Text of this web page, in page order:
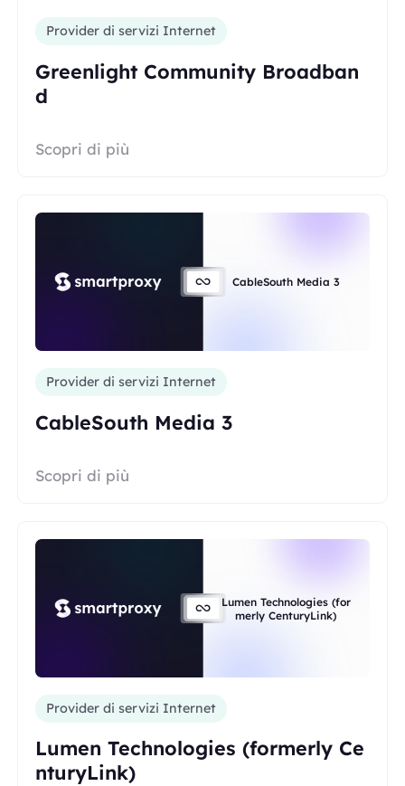
Provider di servizi Internet
Greenlight Community Broadban
d
Scopri di più
CableSouth Media 3
Provider di servizi Internet
CableSouth Media 3
Scopri di più
Lumen Technologies (for
merly CenturyLink)
Provider di servizi Internet
Lumen Technologies (formerly Ce
nturyLink)